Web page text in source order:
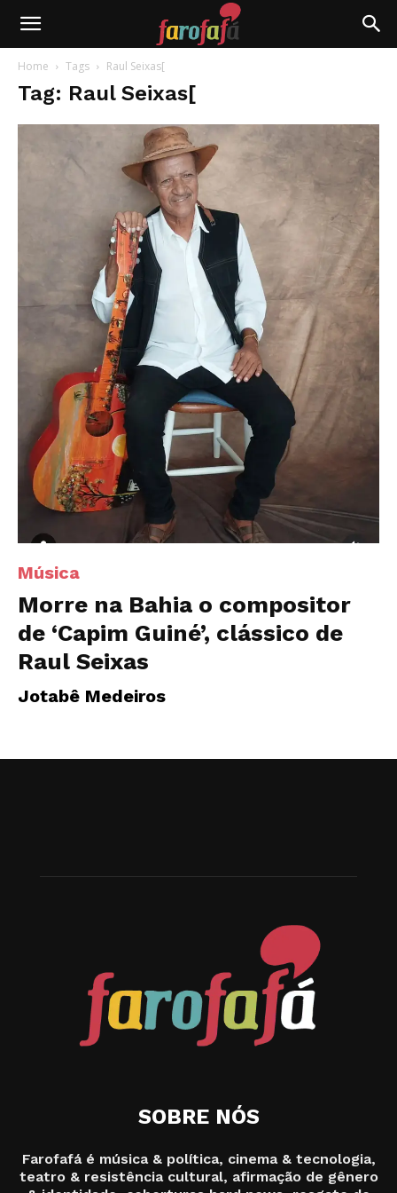
Farofafá
Home Tags Raul Seixas[
Tag: Raul Seixas[
Música
Morre na Bahia o compositor
de ‘Capim Guiné’, clássico de
Raul Seixas
Jotabê Medeiros
SOBRE NÓS
Farofafá é música & política, cinema & tecnologia,
teatro & resistência cultural, afirmação de gênero